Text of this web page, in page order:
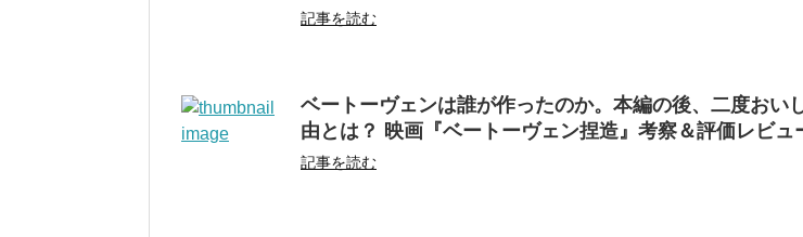
記事を読む
ベートーヴェンは誰が作ったのか。本編の後、二度おい
由とは？ 映画『ベートーヴェン捏造』考察＆評価レビュ
記事を読む